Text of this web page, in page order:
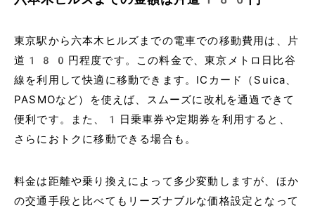
東京駅から六本木ヒルズまでの電車での移動費用は、片
道180円程度です。この料金で、東京メトロ日比谷
線を利用して快適に移動できます。ICカード（Suica、
PASMOなど）を使えば、スムーズに改札を通過できて
便利です。また、1日乗車券や定期券を利用すると、
さらにおトクに移動できる場合も。
料金は距離や乗り換えによって多少変動しますが、ほか
の交通手段と比べてもリーズナブルな価格設定となって